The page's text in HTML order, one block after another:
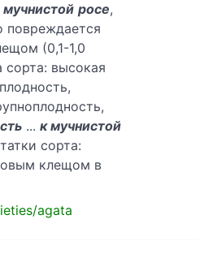
мучнистой росе,
повреждается
(0,1-1,0
сорта: высокая
... к мучнистой
сорта:
клещом в
agata